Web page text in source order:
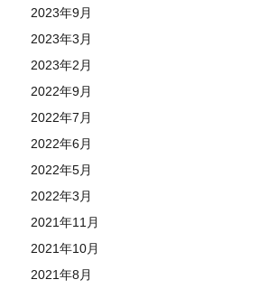
2023年9月
2023年3月
2023年2月
2022年9月
2022年7月
2022年6月
2022年5月
2022年3月
2021年11月
2021年10月
2021年8月